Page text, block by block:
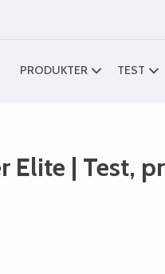
PRODUKTER TEST
Elite | Test,